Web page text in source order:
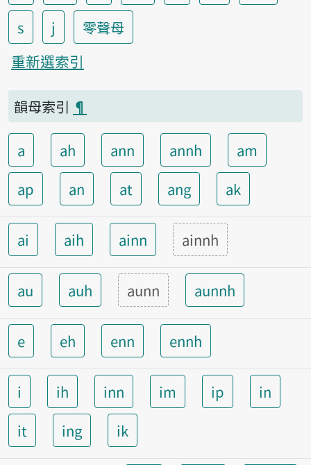
s
j
零聲母
重新選索引
韻母索引 ¶
a ah ann annh
am
ap
an at ang ak
ai aih ainn ainnh
au auh aunn aunnh
e eh enn ennh
i ih inn im ip
in
it
ing ik